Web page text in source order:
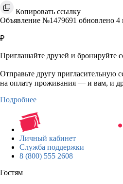
Копировать ссылку
Объявление №1479691 обновлено 4
₽
Приглашайте друзей и бронируйте
Отправьте другу
на оплату проживания — и вам, и
Подробнее
Личный кабинет
Служба поддержки
8 (800) 555 2608
Гостям